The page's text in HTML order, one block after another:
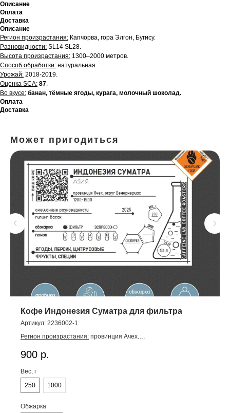
Описание
Оплата
Доставка
Описание
Регион произрастания: Капчорва, гора Элгон, Бугису.
Разновидности: SL14 SL28.
Высота произрастания: 1300–2000 метров.
Способ обработки: натуральная.
Урожай: 2018-2019.
Оценка SCA: 87.
Во вкусе: банан, тёмные ягоды, курага, молочный шоколад.
Оплата
Доставка
Может пригодиться
Кофе Индонезия Суматра для фильтра
Артикул: 2236002-1
Регион произрастания: провинция Ачех.
Разновидности:
Урожай:
Оценка SCA:83,5.
Во вкусе: ягоды, персик, цитрусовые фрукты, специи.
900 р.
Вес, г
250
1000
Обжарка